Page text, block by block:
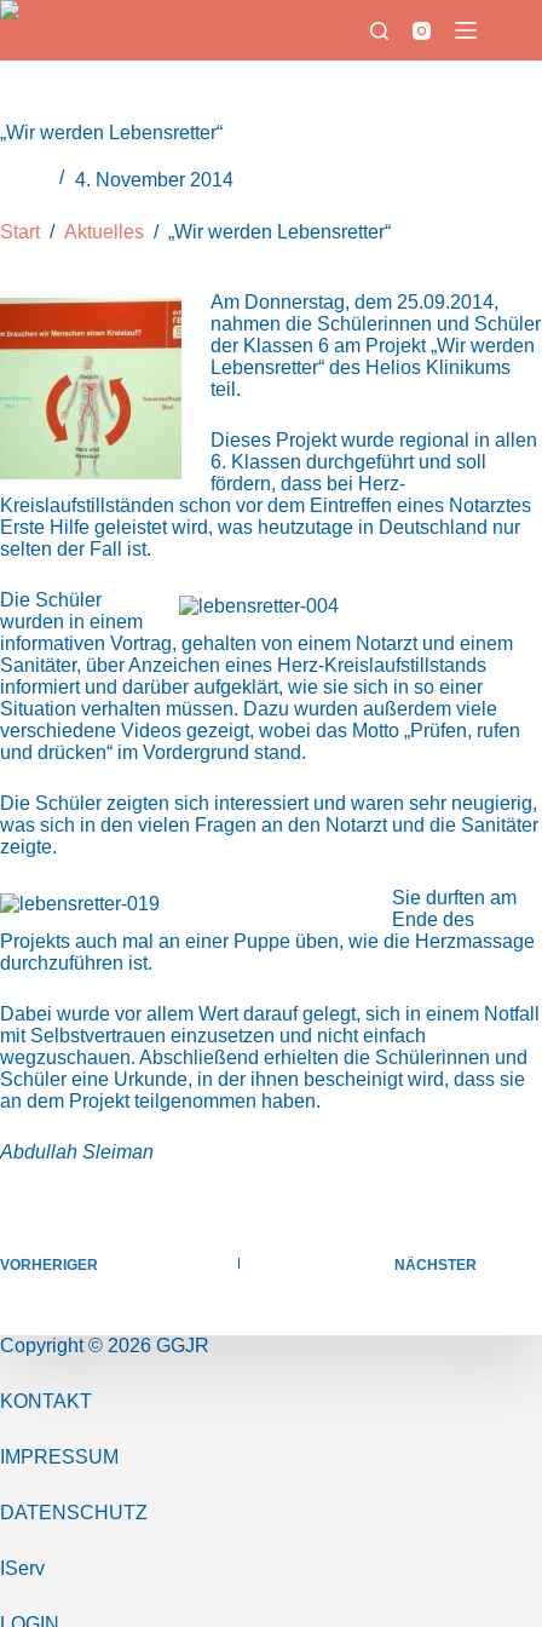
Zum
„Wir werden Lebensretter“
4. November 2014
Start / Aktuelles / „Wir werden Lebensretter“
Am Donnerstag, dem 25.09.2014,
nahmen die Schülerinnen und Schüler
der Klassen 6 am Projekt „Wir werden
Lebensretter“ des Helios Klinikums
teil.
Dieses Projekt wurde regional in allen
6. Klassen durchgeführt und soll
fördern, dass bei Herz-
Kreislaufstillständen schon vor dem Eintreffen eines Notarztes
Erste Hilfe geleistet wird, was heutzutage in Deutschland nur
selten der Fall ist.
Die Schüler
wurden in einem
informativen Vortrag, gehalten von einem Notarzt und einem
Sanitäter, über Anzeichen eines Herz-Kreislaufstillstands
informiert und darüber aufgeklärt, wie sie sich in so einer
Situation verhalten müssen. Dazu wurden außerdem viele
verschiedene Videos gezeigt, wobei das Motto „Prüfen, rufen
und drücken“ im Vordergrund stand.
Die Schüler zeigten sich interessiert und waren sehr neugierig,
was sich in den vielen Fragen an den Notarzt und die Sanitäter
zeigte.
Sie durften am
Ende des
Projekts auch mal an einer Puppe üben, wie die Herzmassage
durchzuführen ist.
Dabei wurde vor allem Wert darauf gelegt, sich in einem Notfall
mit Selbstvertrauen einzusetzen und nicht einfach
wegzuschauen. Abschließend erhielten die Schülerinnen und
Schüler eine Urkunde, in der ihnen bescheinigt wird, dass sie
an dem Projekt teilgenommen haben.
Abdullah Sleiman
VORHERIGER NÄCHSTER
Copyright © 2026 GGJR
KONTAKT
IMPRESSUM
DATENSCHUTZ
IServ